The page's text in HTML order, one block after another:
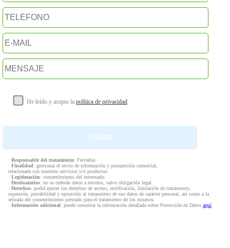
He leído y acepto la política de privacidad.
· Responsable del tratamiento: Fervalles
· Finalidad: gestionar el envío de información y prospección comercial,
relacionada con nuestros servicios y/o productos.
· Legitimación: consentimiento del interesado.
· Destinatarios: no se cederán datos a terceros, salvo obligación legal.
· Derechos: podrá ejercer los derechos de acceso, rectificación, limitación de tratamiento,
supresión, portabilidad y oposición al tratamiento de sus datos de carácter personal, así como a la
retirada del consentimiento prestado para el tratamiento de los mismos.
· Información adicional: puede consultar la información detallada sobre Protección de Datos aquí.